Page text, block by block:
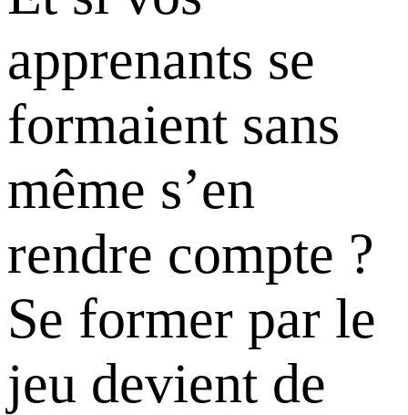
apprenants se
formaient sans
même s’en
rendre compte ?
Se former par le
jeu devient de